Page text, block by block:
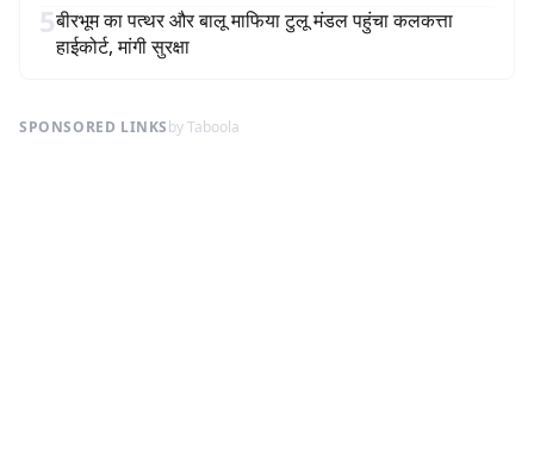
5बीरभूम का पत्थर और बालू माफिया टुलू मंडल पहुंचा कलकत्ता
हाईकोर्ट, मांगी सुरक्षा
SPONSORED LINKSby Taboola